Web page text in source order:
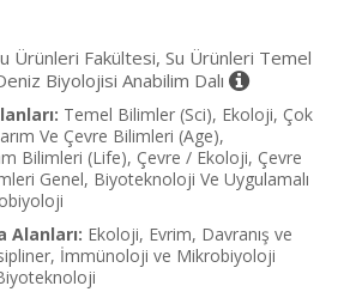
Ürünleri Fakültesi, Su Ürünleri Temel
Biyolojisi Anabilim Dalı
Temel Bilimler (Sci), Ekoloji, Çok
Ve Çevre Bilimleri (Age),
Bilimleri (Life), Çevre / Ekoloji, Çevre
Genel, Biyoteknoloji Ve Uygulamalı
Alanları: Ekoloji, Evrim, Davranış ve
İmmünoloji ve Mikrobiyoloji